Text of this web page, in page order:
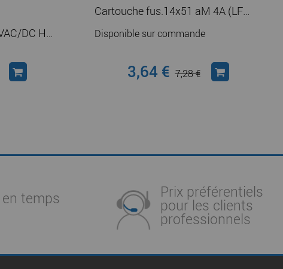
Disponible sur commande
3,64 € 7,28 €
temps Prix préférentiels
pour les clients
professionnels